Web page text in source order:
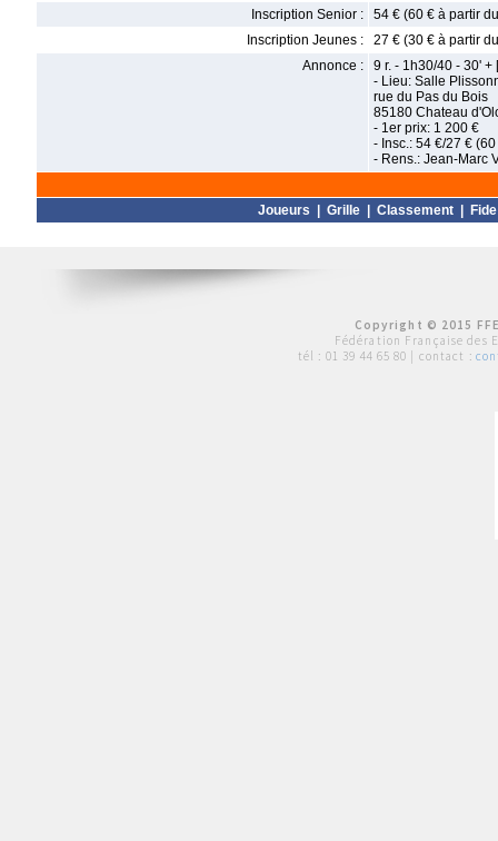
Inscription Senior :
54 € (60 € à partir
Inscription Jeunes :
27 € (30 € à partir
Annonce :
9 r. - 1h30/40 - 30' +
- Lieu: Salle
rue du Pas du Bois
85180 Chateau
- 1er prix: 1 200 €
- Insc.: 54 €/27 €
- Rens.: Jean-Marc
Joueurs Grille Classement Fide
Copyright © 2015
Fédération Française des
tél : 01 39 44 65 80 | contact :